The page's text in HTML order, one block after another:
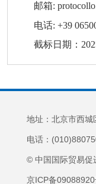
邮箱:
电话: +39
截标日期：
地址：北京市西
电话：
© 中国国际贸易促
京ICP备